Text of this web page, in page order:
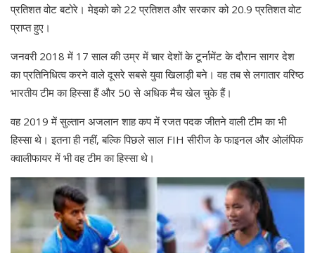
प्रतिशत वोट बटोरे। मेइको को 22 प्रतिशत और सरकार को 20.9 प्रतिशत वोट
प्राप्त हुए।
जनवरी 2018 में 17 साल की उम्र में चार देशों के टूर्नामेंट के दौरान सागर देश
का प्रतिनिधित्व करने वाले दूसरे सबसे युवा खिलाड़ी बने। वह तब से लगातार वरिष्ठ
भारतीय टीम का हिस्सा हैं और 50 से अधिक मैच खेल चुके हैं।
वह 2019 में सुल्तान अजलान शाह कप में रजत पदक जीतने वाली टीम का भी
हिस्सा थे। इतना ही नहीं, बल्कि पिछले साल FIH सीरीज के फाइनल और ओलंपिक
क्वालीफायर में भी वह टीम का हिस्सा थे।